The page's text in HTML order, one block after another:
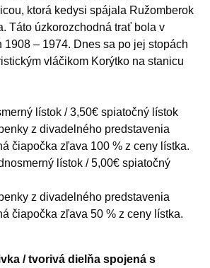
ktorá kedysi spájala Ružomberok
Táto úzkorozchodná trať bola v
1908 – 1974. Dnes sa po jej stopách
vláčikom Korýtko na stanicu
lístok / 3,50€ spiatočný lístok
z divadelného predstavenia
čiapočka zľava 100 % z ceny lístka.
lístok / 5,00€ spiatočný
z divadelného predstavenia
čiapočka zľava 50 % z ceny lístka.
/ tvorivá dielňa spojená s